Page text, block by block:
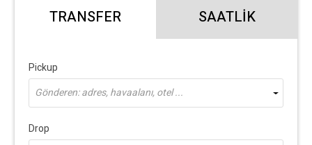
TRANSFER SAATLIK
Pickup
Gönderen: adres, havaalanı, otel ...
Drop